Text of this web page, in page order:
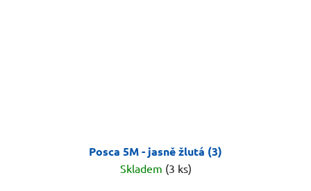
Posca 5M - jasně žlutá (3)
Skladem (3 ks)